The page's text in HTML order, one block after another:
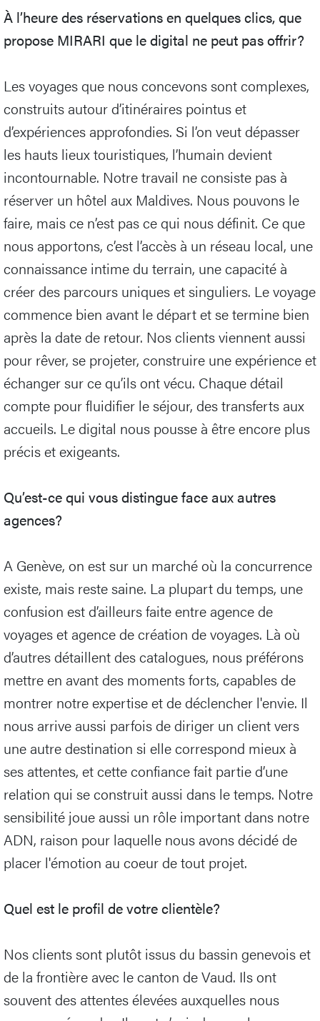
À l’heure des réservations en quelques clics, que
propose MIRARI que le digital ne peut pas offrir?
Les voyages que nous concevons sont complexes,
construits autour d’itinéraires pointus et
d’expériences approfondies. Si l’on veut dépasser
les hauts lieux touristiques, l’humain devient
incontournable. Notre travail ne consiste pas à
réserver un hôtel aux Maldives. Nous pouvons le
faire, mais ce n’est pas ce qui nous définit. Ce que
nous apportons, c’est l’accès à un réseau local, une
connaissance intime du terrain, une capacité à
créer des parcours uniques et singuliers. Le voyage
commence bien avant le départ et se termine bien
après la date de retour. Nos clients viennent aussi
pour rêver, se projeter, construire une expérience et
échanger sur ce qu’ils ont vécu. Chaque détail
compte pour fluidifier le séjour, des transferts aux
accueils. Le digital nous pousse à être encore plus
précis et exigeants.
Qu’est-ce qui vous distingue face aux autres
agences?
A Genève, on est sur un marché où la concurrence
existe, mais reste saine. La plupart du temps, une
confusion est d’ailleurs faite entre agence de
voyages et agence de création de voyages. Là où
d’autres détaillent des catalogues, nous préférons
mettre en avant des moments forts, capables de
montrer notre expertise et de déclencher l'envie. Il
nous arrive aussi parfois de diriger un client vers
une autre destination si elle correspond mieux à
ses attentes, et cette confiance fait partie d’une
relation qui se construit aussi dans le temps. Notre
sensibilité joue aussi un rôle important dans notre
ADN, raison pour laquelle nous avons décidé de
placer l'émotion au coeur de tout projet.
Quel est le profil de votre clientèle?
Nos clients sont plutôt issus du bassin genevois et
de la frontière avec le canton de Vaud. Ils ont
souvent des attentes élevées auxquelles nous